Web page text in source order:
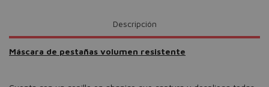
Descripción
Máscara de pestañas volumen resistente